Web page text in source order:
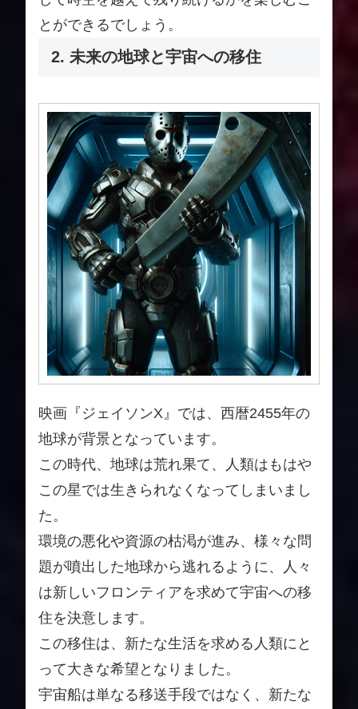
とができるでしょう。
2. 未来の地球と宇宙への移住
映画『ジェイソンX』では、西暦2455年の
地球が背景となっています。
この時代、地球は荒れ果て、人類はもはや
この星では生きられなくなってしまいまし
た。
環境の悪化や資源の枯渇が進み、様々な問
題が噴出した地球から逃れるように、人々
は新しいフロンティアを求めて宇宙への移
住を決意します。
この移住は、新たな生活を求める人類にと
って大きな希望となりました。
宇宙船は単なる移送手段ではなく、新たな